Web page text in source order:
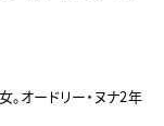
。オードリー・ヌナ2年